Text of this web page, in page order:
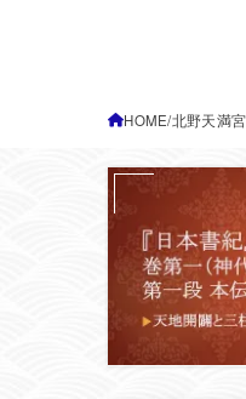
HOME 北野天満